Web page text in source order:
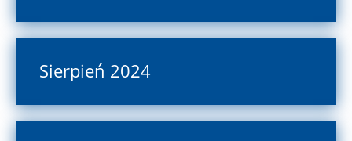
Sierpień 2024